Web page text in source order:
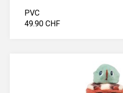
PVC
49.90 CHF